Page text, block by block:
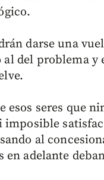
darse una
del problema y
esos seres que
al
en adelante